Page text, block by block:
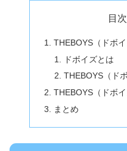
目次
THEBOYS（ドボ
ドボイズとは
THEBOYS（ド
THEBOYS（ドボ
まとめ